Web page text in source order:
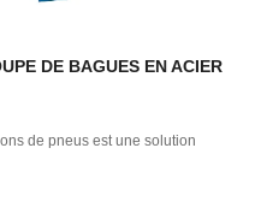
DE BAGUES EN ACIER
de pneus est une solution